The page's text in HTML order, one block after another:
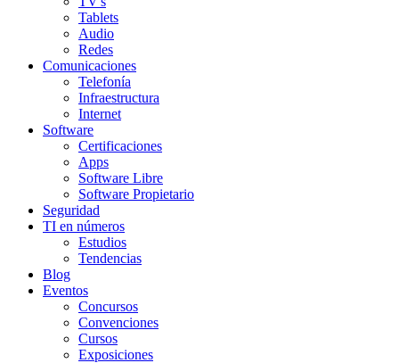
Tablets
Audio
Redes
Comunicaciones
Telefonía
Infraestructura
Internet
Software
Certificaciones
Apps
Software Libre
Software Propietario
Seguridad
TI en números
Estudios
Tendencias
Blog
Eventos
Concursos
Convenciones
Cursos
Exposiciones